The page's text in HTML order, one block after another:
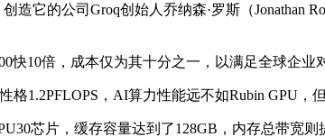
它的公司Groq创始人乔纳森·罗斯（Jonathan
10倍，成本仅为其十分之一，以满足全球企业
1.2PFLOPS，AI算力性能远不如Rubin GPU，
芯片，缓存容量达到了128GB，内存总带宽则